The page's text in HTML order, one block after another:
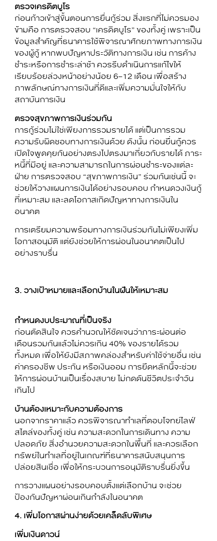
ตรวจเครดิตบูโร
ก่อนก้าวเข้าสู่ขั้นตอนการยื่นกู้ร่วม สิ่งแรกที่ไม่ควรมอง
ข้ามคือ การตรวจสอบ “เครดิตบูโร” ของทั้งคู่ เพราะเป็น
ข้อมูลสำคัญที่ธนาคารใช้พิจารณาศักยภาพทางการเงิน
ของผู้กู้ หากพบปัญหาประวัติทางการเงิน เช่น การค้าง
ชำระหรือการชำระล่าช้า ควรรีบดำเนินการแก้ไขให้
เรียบร้อยล่วงหน้าอย่างน้อย 6–12 เดือน เพื่อสร้าง
ภาพลักษณ์ทางการเงินที่ดีและเพิ่มความมั่นใจให้กับ
สถาบันการเงิน
ตรวจสุขภาพการเงินร่วมกัน
การกู้ร่วมไม่ใช่เพียงการรวมรายได้ แต่เป็นการรวม
ความรับผิดชอบทางการเงินด้วย ดังนั้น ก่อนยื่นกู้ควร
เปิดใจพูดคุยกันอย่างตรงไปตรงมาเกี่ยวกับรายได้ ภาระ
หนี้ที่มีอยู่ และความสามารถในการผ่อนชำระของแต่ละ
ฝ่าย การตรวจสอบ “สุขภาพการเงิน” ร่วมกันเช่นนี้ จะ
ช่วยให้วางแผนการเงินได้อย่างรอบคอบ กำหนดวงเงินกู้
ที่เหมาะสม และลดโอกาสเกิดปัญหาทางการเงินใน
อนาคต
การเตรียมความพร้อมทางการเงินร่วมกันไม่เพียงเพิ่ม
โอกาสอนุมัติ แต่ยังช่วยให้การผ่อนในอนาคตเป็นไป
อย่างราบรื่น
3. วางเป้าหมายและเลือกบ้านในฝันให้เหมาะสม
กำหนดงบประมาณที่เป็นจริง
ก่อนตัดสินใจ ควรคำนวณให้ชัดเจนว่าภาระผ่อนต่อ
เดือนรวมกันแล้วไม่ควรเกิน 40% ของรายได้รวม
ทั้งหมด เพื่อให้ยังมีสภาพคล่องสำหรับค่าใช้จ่ายอื่น เช่น
ค่าครองชีพ ประกัน หรือเงินออม การยึดหลักนี้จะช่วย
ให้การผ่อนบ้านเป็นเรื่องสบาย ไม่กดดันชีวิตประจำวัน
เกินไป
บ้านต้องเหมาะกับความต้องการ
นอกจากราคาแล้ว ควรพิจารณาทำเลที่ตอบโจทย์ไลฟ์
สไตล์ของทั้งคู่ เช่น ความสะดวกในการเดินทาง ความ
ปลอดภัย สิ่งอำนวยความสะดวกในพื้นที่ และควรเลือก
ทรัพย์ในทำเลที่อยู่ในเกณฑ์ที่ธนาคารสนับสนุนการ
ปล่อยสินเชื่อ เพื่อให้กระบวนการอนุมัติราบรื่นยิ่งขึ้น
การวางแผนอย่างรอบคอบตั้งแต่เลือกบ้าน จะช่วย
ป้องกันปัญหาผ่อนเกินกำลังในอนาคต
4. เพิ่มโอกาสผ่านง่ายด้วยเคล็ดลับพิเศษ
เพิ่มเงินดาวน์